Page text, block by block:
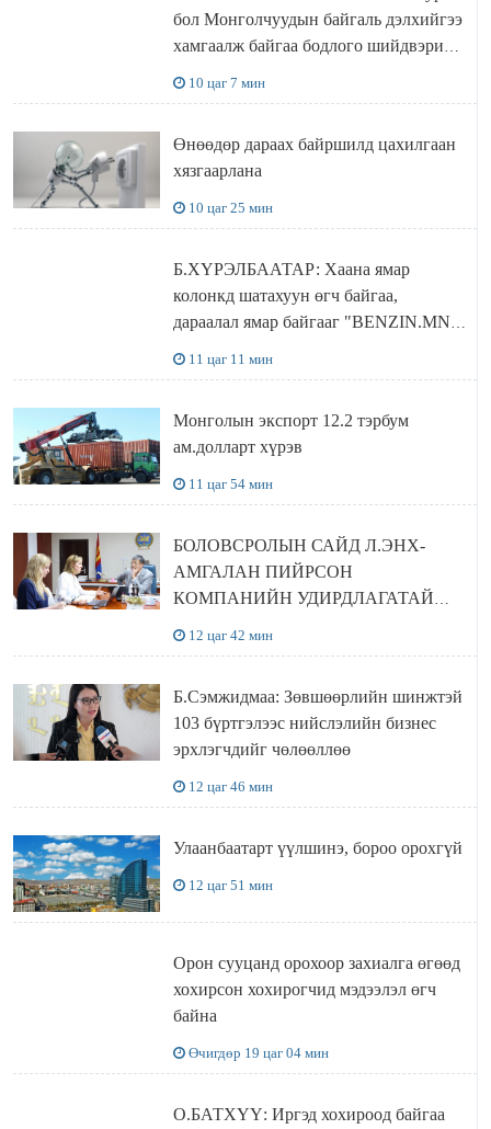
бол Монголчуудын байгаль дэлхийгээ
хамгаалж байгаа бодлого шийдвэрийг
10 цаг 7 мин
Өнөөдөр дараах байршилд цахилгаан
хязгаарлана
10 цаг 25 мин
Б.ХҮРЭЛБААТАР: Хаана ямар
колонкд шатахуун өгч байгаа,
дараалал ямар байгааг "BENZIN.MN”
11 цаг 11 мин
Монголын экспорт 12.2 тэрбум
ам.долларт хүрэв
11 цаг 54 мин
БОЛОВСРОЛЫН САЙД Л.ЭНХ-
АМГАЛАН ПИЙРСОН
КОМПАНИЙН УДИРДЛАГАТАЙ
12 цаг 42 мин
Б.Сэмжидмаа: Зөвшөөрлийн шинжтэй
103 бүртгэлээс нийслэлийн бизнес
эрхлэгчдийг чөлөөллөө
12 цаг 46 мин
Улаанбаатарт үүлшинэ, бороо орохгүй
12 цаг 51 мин
Орон сууцанд орохоор захиалга өгөөд
хохирсон хохирогчид мэдээлэл өгч
байна
Өчигдөр 19 цаг 04 мин
О.БАТХҮҮ: Иргэд хохироод байгаа